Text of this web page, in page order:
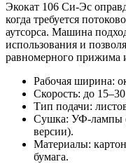
Экокат 106 Си-Эс
когда требуется
аутсорса. Машина
использования и
равномерного прижима
Рабочая ширина:
Скорость: до
Тип подачи:
Сушка: УФ-лампы
версии).
Материалы:
бумага.